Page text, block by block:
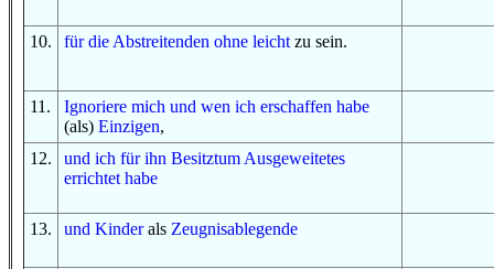
10. fürdie Abstreitenden ohne leicht zu sein.
11 . Ignoriere mich und wen ich erschaffen habe
(als) Einzigen,
12. und ich für ihn Besitztum Ausgeweitetes
errichtet habe
13. und Kinderals Zeugnisablegende